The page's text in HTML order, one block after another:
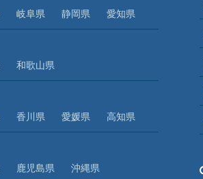
岐阜県 静岡県 愛知県
和歌山県
香川県 愛媛県 高知県
鹿児島県 沖縄県